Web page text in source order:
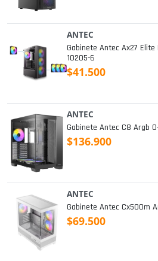
ANTEC
Gabinete Antec Ax27
10205-6
$41.500
ANTEC
Gabinete Antec C8 Argb
$136.900
ANTEC
Gabinete Antec Cx500m
$69.500